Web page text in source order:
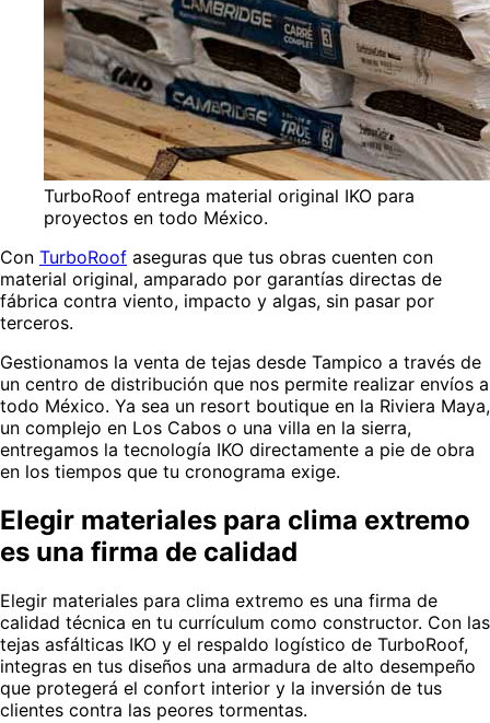
TurboRoof entrega material original IKO para
proyectos en todo México.
Con TurboRoof aseguras que tus obras cuenten con
material original, amparado por garantías directas de
fábrica contra viento, impacto y algas, sin pasar por
terceros.
Gestionamos la venta de tejas desde Tampico a través de
un centro de distribución que nos permite realizar envíos a
todo México. Ya sea un resort boutique en la Riviera Maya,
un complejo en Los Cabos o una villa en la sierra,
entregamos la tecnología IKO directamente a pie de obra
en los tiempos que tu cronograma exige.
Elegir materiales para clima extremo
es una firma de calidad
Elegir materiales para clima extremo es una firma de
calidad técnica en tu currículum como constructor. Con las
tejas asfálticas IKO y el respaldo logístico de TurboRoof,
integras en tus diseños una armadura de alto desempeño
que protegerá el confort interior y la inversión de tus
clientes contra las peores tormentas.